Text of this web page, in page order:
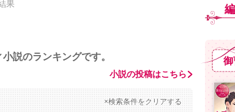
果
説のランキングです。
小説の投稿はこちら
×検索条件をクリアする